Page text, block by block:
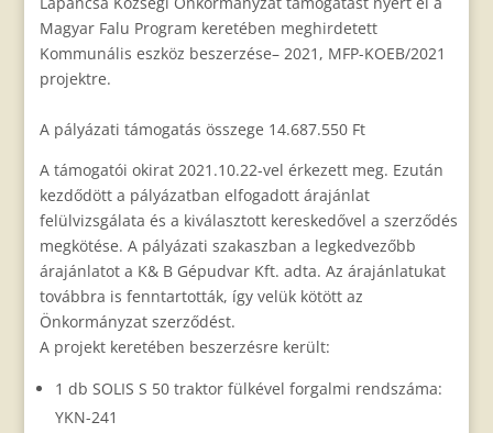
Magyar Falu Program keretében meghirdetett
Kommunális eszköz beszerzése– 2021, MFP-KOEB/2021
projektre.
A pályázati támogatás összege 14.687.550 Ft
A támogatói okirat 2021.10.22-vel érkezett meg. Ezután
kezdődött a pályázatban elfogadott árajánlat
felülvizsgálata és a kiválasztott kereskedővel a szerződés
megkötése. A pályázati szakaszban a legkedvezőbb
árajánlatot a K& B Gépudvar Kft. adta. Az árajánlatukat
továbbra is fenntartották, így velük kötött az
Önkormányzat szerződést.
A projekt keretében beszerzésre került:
1 db SOLIS S 50 traktor fülkével forgalmi rendszáma:
YKN-241